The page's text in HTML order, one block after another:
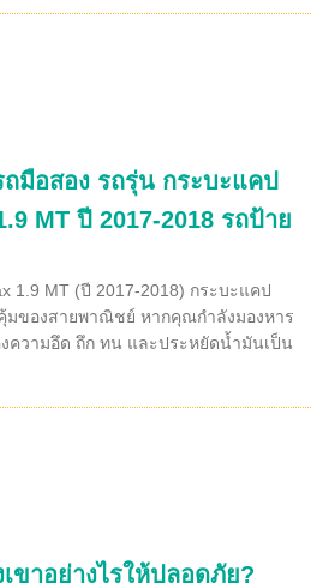
มือสอง รถรุ่น กระบะแคป
MT ปี 2017-2018 รถป้าย
1.9 MT (ปี 2017-2018) กระบะแคป
มของสายพาณิชย์ หากคุณกำลังมองหาร
ความอึด ถึก ทน และประหยัดน้ำมันเป็น
ขาอย่างไรให้ปลอดภัย?